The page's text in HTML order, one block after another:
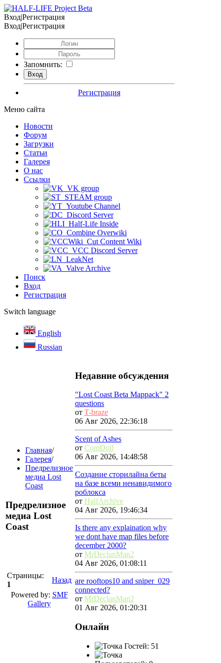
Вход|Регистрация
Вход|Регистрация
Запомнить:
Регистрация
Меню сайта
Новости
Форум
Загрузки
Статьи
Галерея
О нас
Ссылки
VK group
STEAM group
Youtube Channel
Discord Server
Half-Life Inside
Combine Overwiki
Cut Content Wiki
VCC Discord Server
LeakNet
Valve Archive
Поиск
Вход
Регистрация
Switch language
English
Russian
Главная/
Галерея/
Предрелизное
медиа Lost
Coast
Предрелизное
медиа Lost
Coast
Страницы:
1
Назад
Powered by: SMF
Gallery
Недавние обсуждения
"Lost Coast Beta Mappack" 2
questions
от T-braze
06 Авг 2026, 22:36:18
Scent of Ashes
от ComDoll
06 Авг 2026, 14:48:58
Создание сторилайна беты
на базе всеми ненавидимого
роблокса
от HalfArchive
04 Авг 2026, 19:46:34
Is there any explaination why
we dont have map files before
december 2000?
от MrDeclanMan2
04 Авг 2026, 01:08:11
are rooftops10 and sniper_029
connected?
от MrDeclanMan2
01 Авг 2026, 01:20:31
Онлайн
Гостей: 51